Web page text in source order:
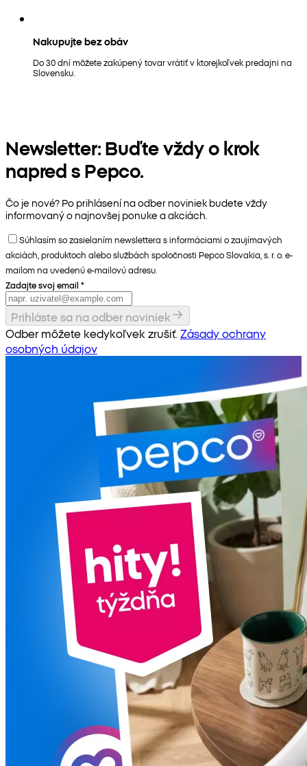
Nakupujte bez obáv
Do 30 dní môžete zakúpený tovar vrátiť v ktorejkoľvek predajni na
Slovensku.
Newsletter: Buďte vždy o krok
napred s Pepco.
Čo je nové? Po prihlásení na odber noviniek budete vždy
informovaný o najnovšej ponuke a akciách.
Súhlasím so zasielaním newslettera s informáciami o zaujímavých
akciách, produktoch alebo službách spoločnosti Pepco Slovakia, s. r. o. e-
mailom na uvedenú e-mailovú adresu.
Zadajte svoj email *
Prihláste sa na odber noviniek
Odber môžete kedykoľvek zrušiť. Zásady ochrany
osobných údajov